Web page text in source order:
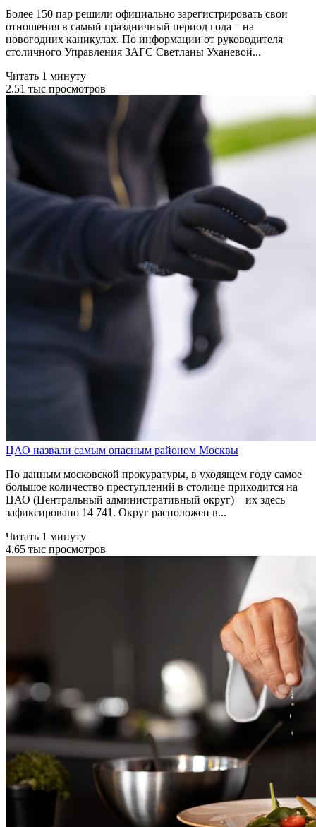
Более 150 пар решили официально зарегистрировать свои
отношения в самый праздничный период года – на
новогодних каникулах. По информации от руководителя
столичного Управления ЗАГС Светланы Уханевой...
Читать 1 минуту
2.51 тыс просмотров
ЦАО назвали самым опасным районом Москвы
По данным московской прокуратуры, в уходящем году самое
большое количество преступлений в столице приходится на
ЦАО (Центральный административный округ) – их здесь
зафиксировано 14 741. Округ расположен в...
Читать 1 минуту
4.65 тыс просмотров